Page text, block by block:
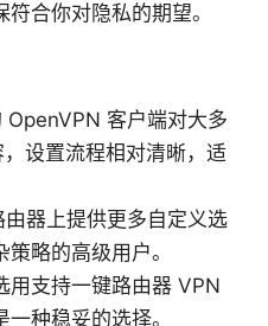
合你对隐私的期望。
客户端对大多
设置流程相对清晰，适
器上提供更多自定义选
略的高级用户。
用支持一键路由器 VPN
种稳妥的选择。